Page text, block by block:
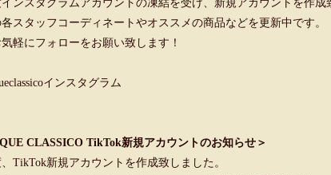
インスタグラムアカウントの凍結を受け、新規アカウントを作成
各スタッフコーディネートやオススメの商品などを更新中です。
軽にフォローをお願い致します！
インスタグラム
CLASSICO TikTok新規アカウントのお知らせ＞
TikTok新規アカウントを作成致しました。